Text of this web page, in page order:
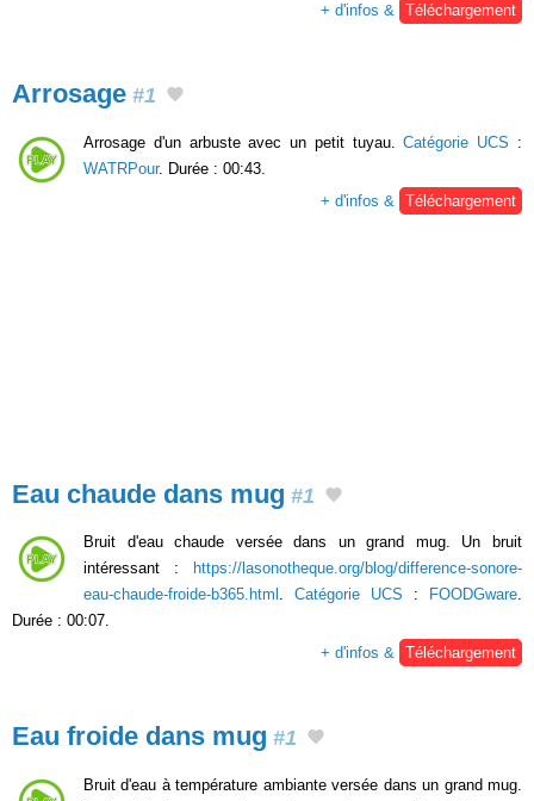
+ d'infos & Téléchargement
Arrosage #1
Arrosage d'un arbuste avec un petit tuyau.Catégorie UCS :
WATRPour. Durée : 00:43.
+ d'infos &
Téléchargement
Eau chaude dans mug #1
Bruit d'eau chaude versée dans un grand mug. Un bruit
intéressant :
https://lasonotheque.org/blog/difference-sonore-
eau-chaude-froide-b365.html . Catégorie UCS : FOODGware.
Durée : 00:07.
+ d'infos & Téléchargement
Eau froide dans mug #1
Bruit d'eau à température ambiante versée dans un grand mug.